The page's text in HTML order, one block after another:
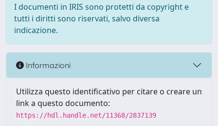
I documenti in IRIS sono protetti da copyright e
tutti i diritti sono riservati, salvo diversa
indicazione.
Informazioni
Utilizza questo identificativo per citare o creare un
link a questo documento:
https://hdl.handle.net/11368/2837139